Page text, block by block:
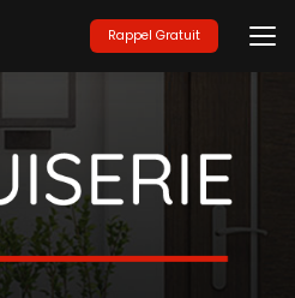
Rappel Gratuit